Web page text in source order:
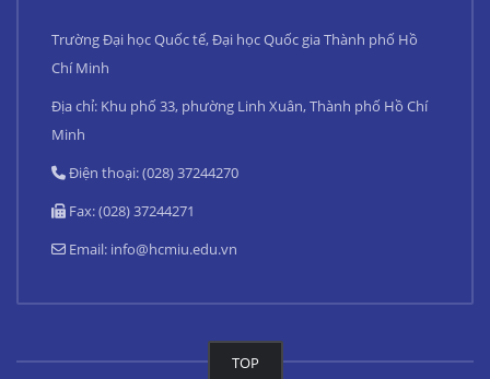
Trường Đại học Quốc tế, Đại học Quốc gia Thành phố Hồ
Chí Minh
Địa chỉ: Khu phố 33, phường Linh Xuân, Thành phố Hồ Chí
Minh
Điện thoại: (028) 37244270
Fax: (028) 37244271
Email: info@hcmiu.edu.vn
TOP